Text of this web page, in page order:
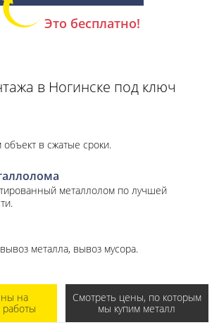
Это бесплатно!
в Ногинске под ключ
в сжатые сроки.
металлолом по лучшей
металла, вывоз мусора.
на
Смотреть цены, по которым
мы купим металл